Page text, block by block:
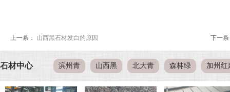
上一条： 山西黑石材发白的原因 下一
石材中心 滨州青 山西黑 北大青 森林绿 加州红